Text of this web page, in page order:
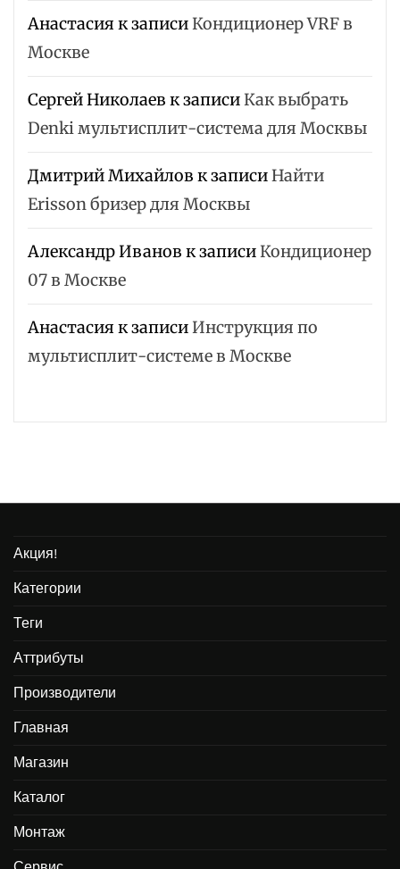
Анастасия к записиКондиционер VRF в
Москве
Сергей Николаев к записиКак выбрать
Denki мультисплит-система для Москвы
Дмитрий Михайлов к записиНайти
Erisson бризер для Москвы
Александр Иванов к записиКондиционер
07 в Москве
Анастасия к записиИнструкция по
мультисплит-системе в Москве
Акция!
Категории
Теги
Аттрибуты
Производители
Главная
Магазин
Каталог
Монтаж